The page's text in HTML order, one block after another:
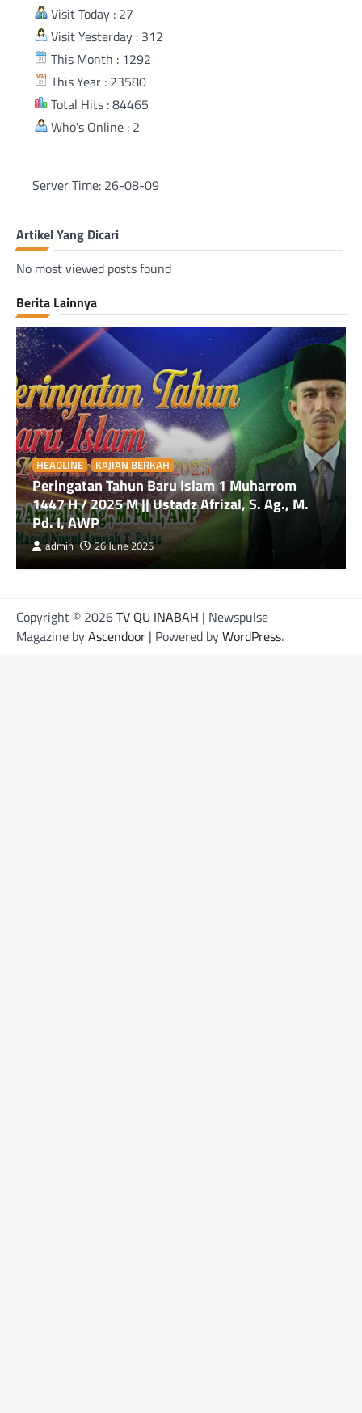
Visit Today : 27
Visit Yesterday : 312
This Month : 1292
This Year : 23580
Total Hits : 84465
Who's Online : 2
Server Time: 26-08-09
Artikel Yang Dicari
No most viewed posts found
Berita Lainnya
HEADLINE KAJIAN BERKAH
Peringatan Tahun Baru Islam 1 Muharrom
1447 H / 2025 M || Ustadz Afrizal, S. Ag., M.
Pd. I, AWP
admin 26 June 2025
Copyright © 2026TV QU INABAH | Newspulse
Magazine byAscendoor | Powered byWordPress.